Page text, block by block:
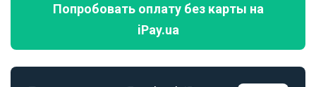
Попробовать оплату без карты на
iPay.ua